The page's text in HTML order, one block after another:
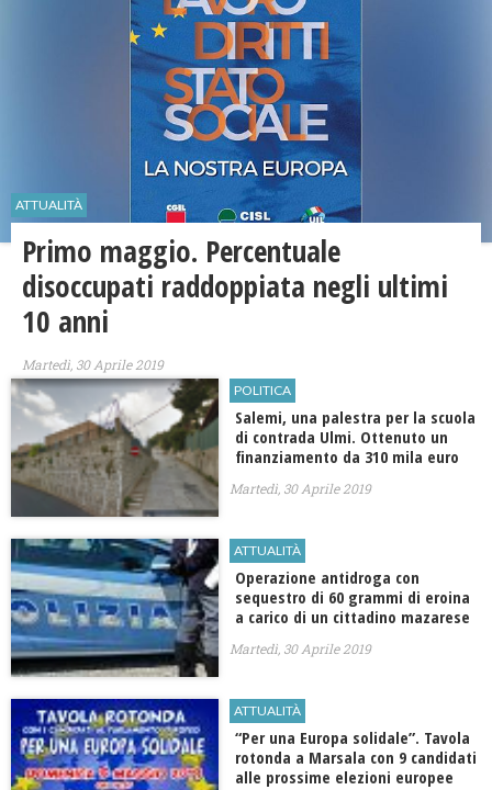
ATTUALITÀ
Primo maggio. Percentuale
disoccupati raddoppiata negli ultimi
10 anni
Martedì, 30 Aprile 2019
POLITICA
Salemi, una palestra per la scuola
di contrada Ulmi. Ottenuto un
finanziamento da 310 mila euro
Martedì, 30 Aprile 2019
ATTUALITÀ
Operazione antidroga con
sequestro di 60 grammi di eroina
a carico di un cittadino mazarese
Martedì, 30 Aprile 2019
ATTUALITÀ
“Per una Europa solidale”. Tavola
rotonda a Marsala con 9 candidati
alle prossime elezioni europee